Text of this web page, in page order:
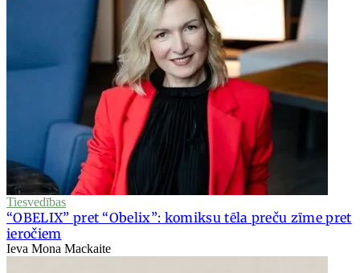
Tiesvedības
“OBELIX” pret “Obelix”: komiksu tēla preču zīme pret
ieročiem
Ieva Mona Mackaite